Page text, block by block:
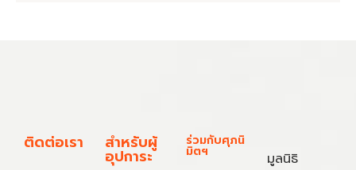
ติดต่อเรา สำหรับผู้
อุปการะ
ร่วมกับศุภนิ
มิตฯ
มูลนิธิ